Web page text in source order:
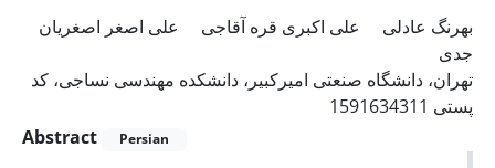
بهرنگ عادلی علی اکبری قره آقاجی
علی اصغر اصغریان
جدی
تهران، دانشگاه صنعتی امیرکبیر، دانشکده مهندسی نساجی، کد
پستی 1591634311
Abstract
Persian